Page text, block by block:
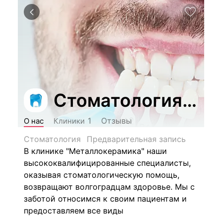
Стоматология
О нас Клиники 1
Отзывы
Стоматология
Предварительная запись
В клинике "Металлокерамика" наши
высококвалифицированные специалисты,
оказывая стоматологическую помощь,
возвращают волгоградцам здоровье. Мы с
заботой относимся к своим пациентам и
предоставляем все виды